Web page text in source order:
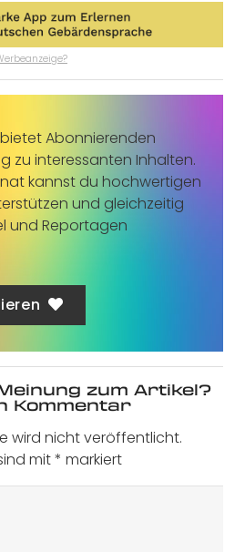
bietet Abonnierenden
zu interessanten Inhalten.
kannst du hochwertigen
und gleichzeitig
und Reportagen
zum Artikel?
Kommentar
wird nicht veröffentlicht.
mit* markiert